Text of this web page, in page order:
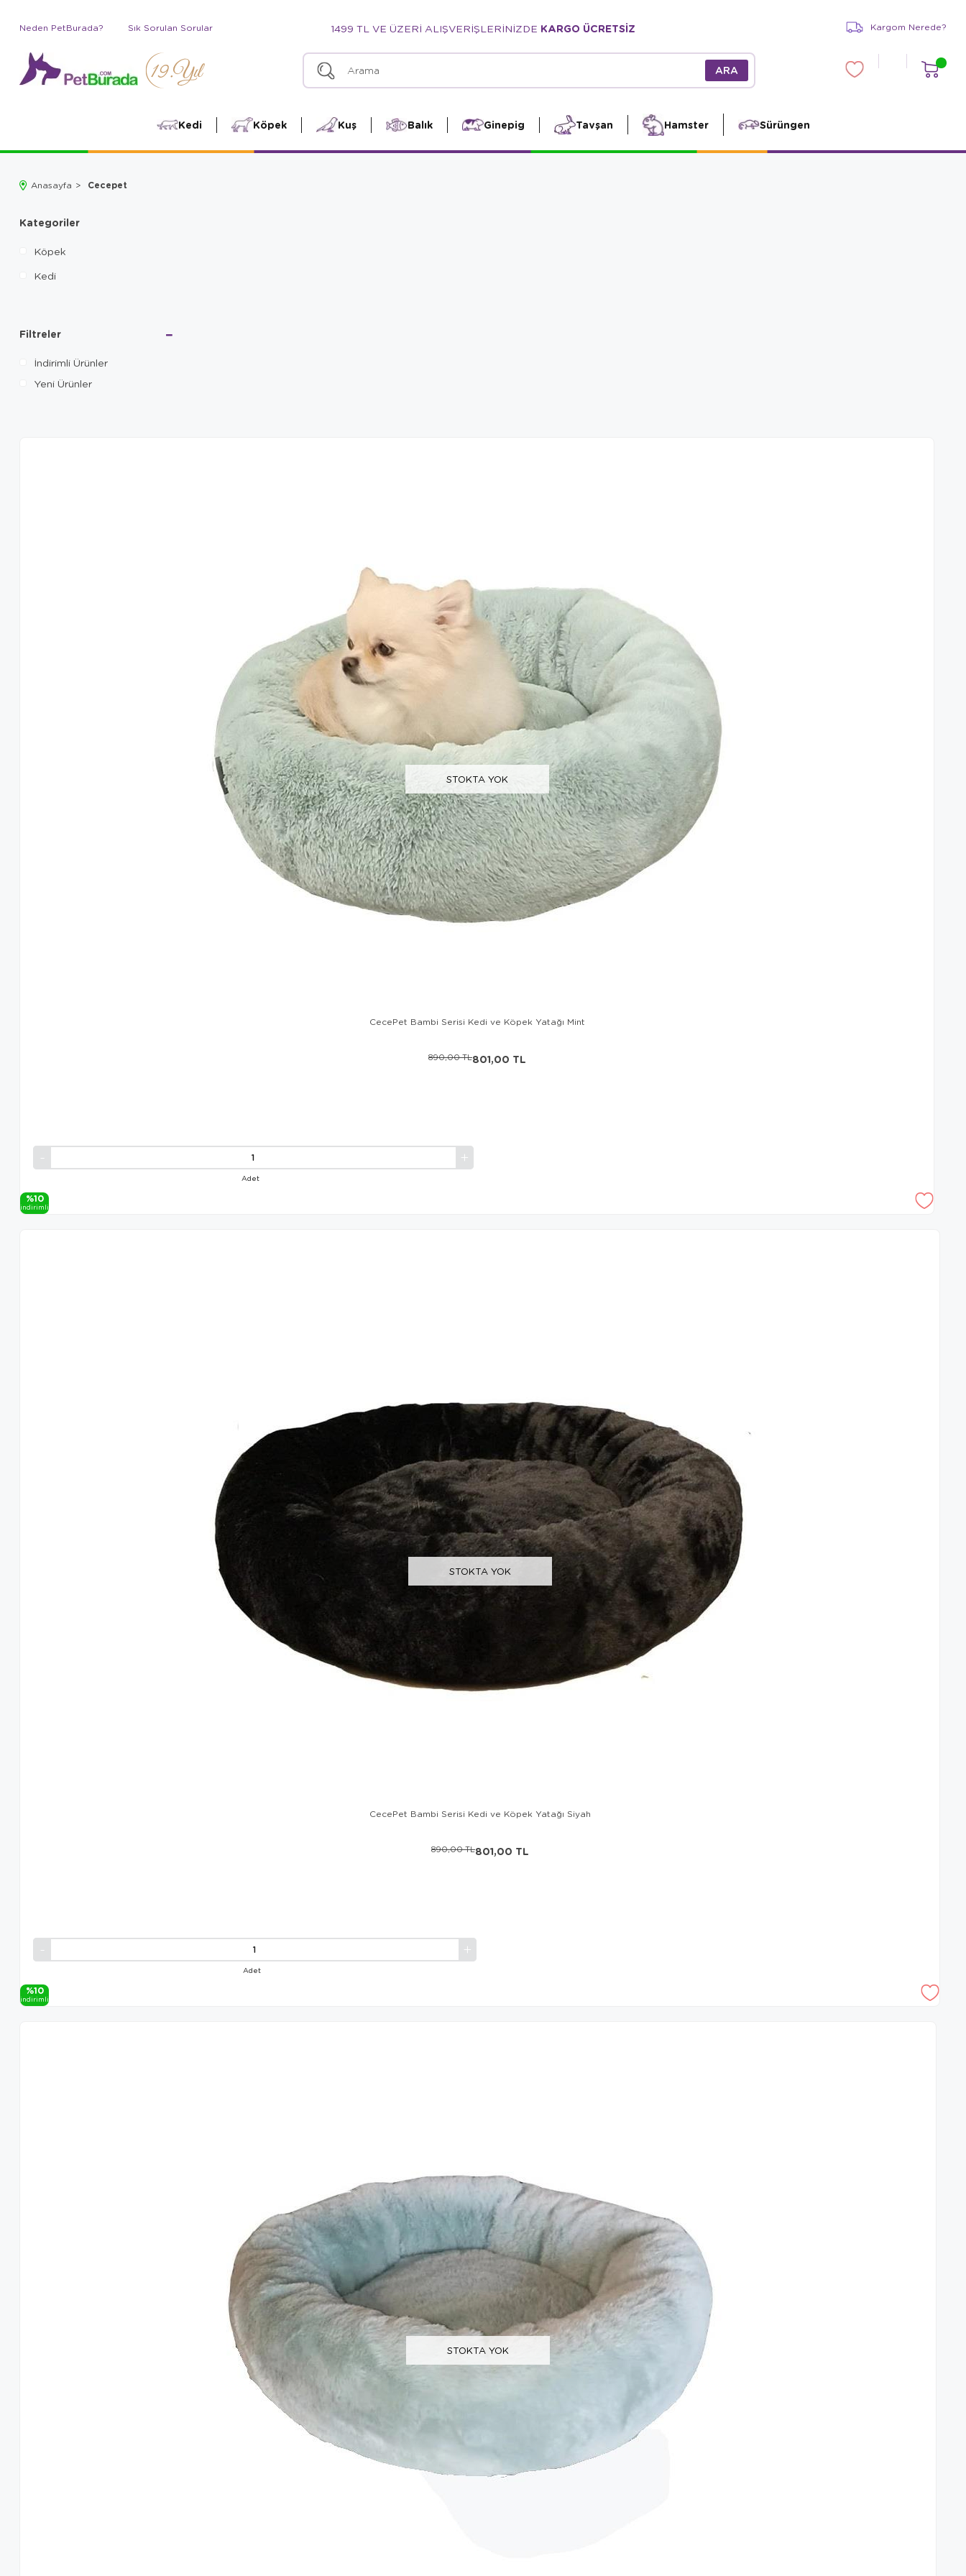
Neden PetBurada? Sık Sorulan Sorular 1499 TL VE ÜZERİ ALIŞVERİŞLERİNİZDE KARGO ÜCRETSİZ Kargom Nerede?
Kedi Köpek Kuş Balık Ginepig Tavşan Hamster Sürüngen
Anasayfa Cecepet
Kategoriler
Köpek
Kedi
Filtreler
İndirimli Ürünler
Yeni Ürünler
STOKTA YOK
CecePet Bambi Serisi Kedi ve Köpek Yatağı Mint
Adet
801,00 TL
890,00 TL
%10
i̇ndi̇ri̇mli̇
STOKTA YOK
CecePet Bambi Serisi Kedi ve Köpek Yatağı Siyah
Adet
801,00 TL
890,00 TL
%10
i̇ndi̇ri̇mli̇
STOKTA YOK